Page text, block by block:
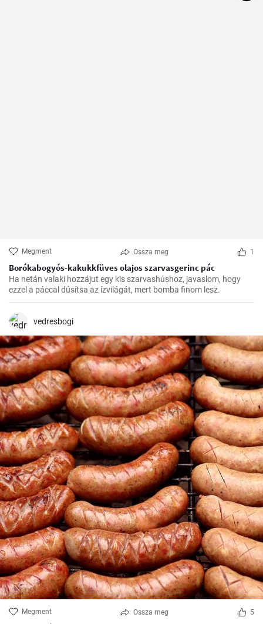
Megment Ossza meg 1
Borókabogyós-kakukkfüves olajos szarvasgerinc pác
Ha netán valaki hozzájut egy kis szarvashúshoz, javaslom, hogy
ezzel a páccal dúsítsa az ízvilágát, mert bomba finom lesz.
vedresbogi
Megment Ossza meg 5